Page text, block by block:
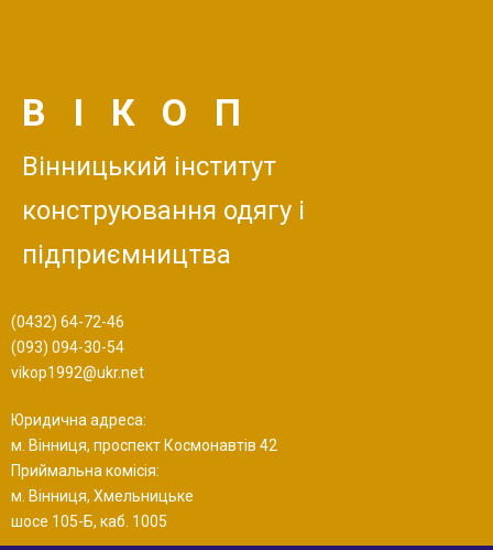
ВІКОП
Вінницький інститут
конструювання одягу і
підприємництва
(0432) 64-72-46
(093) 094-30-54
vikop1992@ukr.net
Юридична адреса:
м. Вінниця, проспект Космонавтів 42
Приймальна комісія:
м. Вінниця, Хмельницьке
шосе 105-Б, каб. 1005